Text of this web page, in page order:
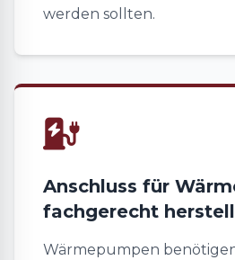
werden sollten.
Anschluss für
fachgerecht
Wärmepumpen